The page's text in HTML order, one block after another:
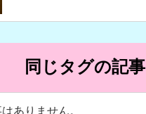
同じタグの記事
ありません。